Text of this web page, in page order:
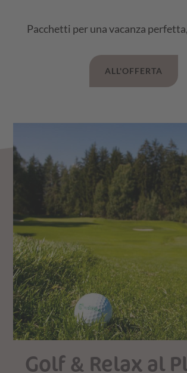
Pacchetti per una vacanza
ALL'OFFERTA
Golf & Relax al